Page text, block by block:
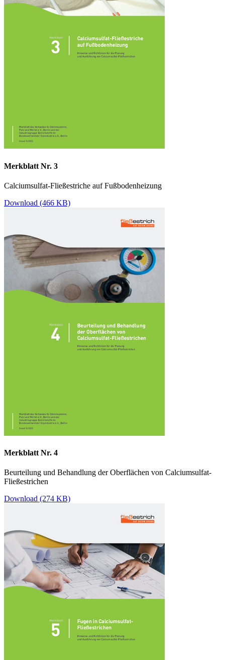
Merkblatt Nr. 3
Calciumsulfat-Fließestriche auf Fußbodenheizung
Download (466 KB)
Merkblatt Nr. 4
Beurteilung und Behandlung der Oberflächen von Calciumsulfat-
Fließestrichen
Download (274 KB)